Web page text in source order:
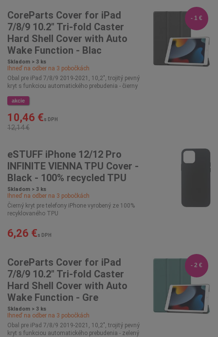
CoreParts Cover for iPad
7/8/9 10.2" Tri-fold Caster
Hard Shell Cover with Auto
Wake Function - Blac
Skladom > 3 ks
Ihneď na odber na 3 pobočkách
Obal pre iPad 7/8/9 2019-2021, 10,2", trojitý pevný
kryt s funkciou automatického prebudenia - čierny
akcie
- 1 €
10,46 €s DPH
12,14 €
eSTUFF iPhone 12/12 Pro
INFINITE VIENNA TPU Cover -
Black - 100% recycled TPU
Skladom > 3 ks
Ihneď na odber na 3 pobočkách
Čierný kryt pre telefony iPhone vyrobený ze 100%
recyklovaného TPU
6,26 €s DPH
CoreParts Cover for iPad
7/8/9 10.2" Tri-fold Caster
Hard Shell Cover with Auto
Wake Function - Gre
Skladom > 3 ks
Ihneď na odber na 3 pobočkách
Obal pre iPad 7/8/9 2019-2021, 10,2", trojitý pevný
kryt s funkciou automatického prebudenia - zelený
- 2 €